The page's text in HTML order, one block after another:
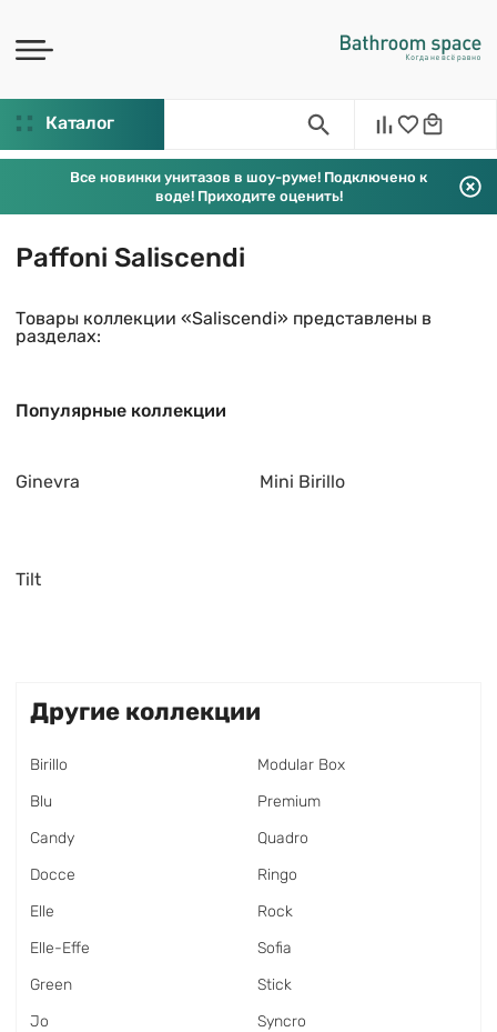
Каталог
Все новинки унитазов в шоу-руме! Подключено к
воде! Приходите оценить!
Paffoni Saliscendi
Товары коллекции «Saliscendi» представлены в
разделах:
Популярные коллекции
Ginevra Mini Birillo
Tilt
Другие коллекции
Birillo
Blu
Candy
Docce
Elle
Elle-Effe
Green
Jo
Modular Box
Premium
Quadro
Ringo
Rock
Sofia
Stick
Syncro